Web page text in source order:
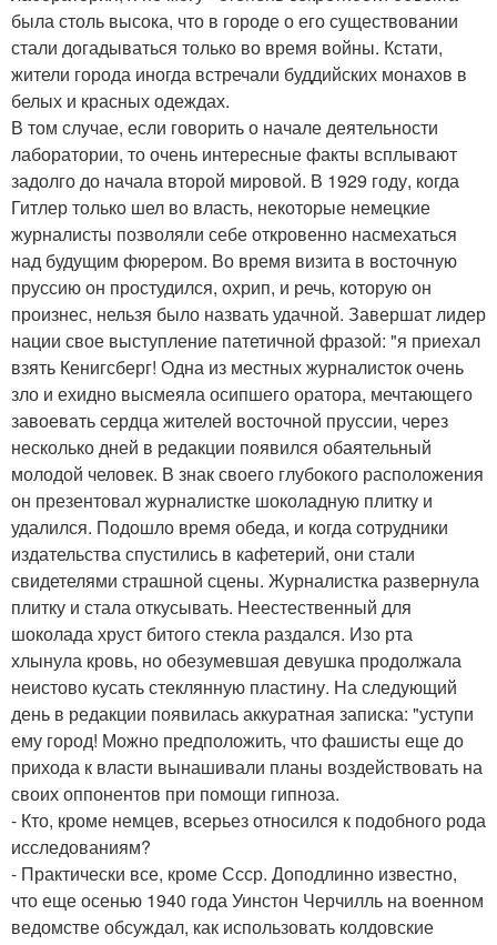
была столь высока, что в городе о его существовании
стали догадываться только во время войны. Кстати,
жители города иногда встречали буддийских монахов в
белых и красных одеждах.
В том случае, если говорить о начале деятельности
лаборатории, то очень интересные факты всплывают
задолго до начала второй мировой. В 1929 году, когда
Гитлер только шел во власть, некоторые немецкие
журналисты позволяли себе откровенно насмехаться
над будущим фюрером. Во время визита в восточную
пруссию он простудился, охрип, и речь, которую он
произнес, нельзя было назвать удачной. Завершат лидер
нации свое выступление патетичной фразой: "я приехал
взять Кенигсберг! Одна из местных журналисток очень
зло и ехидно высмеяла осипшего оратора, мечтающего
завоевать сердца жителей восточной пруссии, через
несколько дней в редакции появился обаятельный
молодой человек. В знак своего глубокого расположения
он презентовал журналистке шоколадную плитку и
удалился. Подошло время обеда, и когда сотрудники
издательства спустились в кафетерий, они стали
свидетелями страшной сцены. Журналистка развернула
плитку и стала откусывать. Неестественный для
шоколада хруст битого стекла раздался. Изо рта
хлынула кровь, но обезумевшая девушка продолжала
неистово кусать стеклянную пластину. На следующий
день в редакции появилась аккуратная записка: "уступи
ему город! Можно предположить, что фашисты еще до
прихода к власти вынашивали планы воздействовать на
своих оппонентов при помощи гипноза.
- Кто, кроме немцев, всерьез относился к подобного рода
исследованиям?
- Практически все, кроме Ссср. Доподлинно известно,
что еще осенью 1940 года Уинстон Черчилль на военном
ведомстве обсуждал, как использовать колдовские